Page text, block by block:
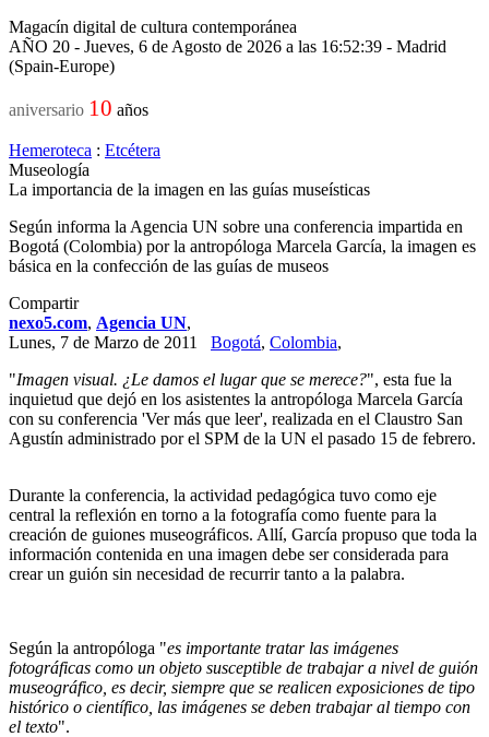
Magacín digital de cultura contemporánea
AÑO 20 - Jueves, 6 de Agosto de 2026 a las 16:52:39 - Madrid
(Spain-Europe)
aniversario 10 años
Hemeroteca : Etcétera
Museología
La importancia de la imagen en las guías museísticas
Según informa la Agencia UN sobre una conferencia impartida en
Bogotá (Colombia) por la antropóloga Marcela García, la imagen es
básica en la confección de las guías de museos
Compartir
nexo5.com, Agencia UN,
Lunes, 7 de Marzo de 2011 Bogotá, Colombia,
"Imagen visual. ¿Le damos el lugar que se merece?", esta fue la
inquietud que dejó en los asistentes la antropóloga Marcela García
con su conferencia 'Ver más que leer', realizada en el Claustro San
Agustín administrado por el SPM de la UN el pasado 15 de febrero.
Durante la conferencia, la actividad pedagógica tuvo como eje
central la reflexión en torno a la fotografía como fuente para la
creación de guiones museográficos. Allí, García propuso que toda la
información contenida en una imagen debe ser considerada para
crear un guión sin necesidad de recurrir tanto a la palabra.
Según la antropóloga "es importante tratar las imágenes
fotográficas como un objeto susceptible de trabajar a nivel de guión
museográfico, es decir, siempre que se realicen exposiciones de tipo
histórico o científico, las imágenes se deben trabajar al tiempo con
el texto".